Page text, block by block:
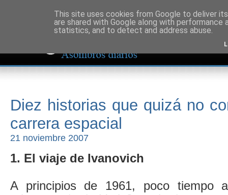
Diez historias que quizá no
carrera espacial
21 noviembre 2007
1. El viaje de Ivanovich
A principios de 1961, poco tiempo
This site uses cookies from Google to deliver
are shared with Google along with
statistics, and to detect and address abuse.